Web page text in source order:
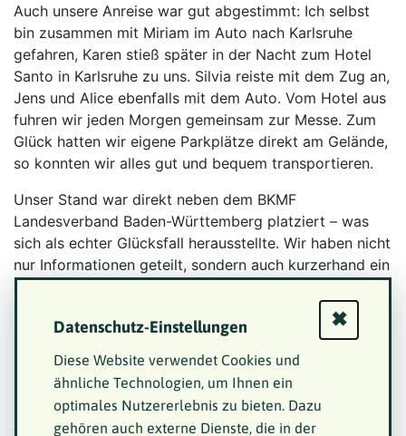
Auch unsere Anreise war gut abgestimmt: Ich selbst
bin zusammen mit Miriam im Auto nach Karlsruhe
gefahren, Karen stieß später in der Nacht zum Hotel
Santo in Karlsruhe zu uns. Silvia reiste mit dem Zug an,
Jens und Alice ebenfalls mit dem Auto. Vom Hotel aus
fuhren wir jeden Morgen gemeinsam zur Messe. Zum
Glück hatten wir eigene Parkplätze direkt am Gelände,
so konnten wir alles gut und bequem transportieren.
Unser Stand war direkt neben dem BKMF
Landesverband Baden-Württemberg platziert – was
sich als echter Glücksfall herausstellte. Wir haben nicht
nur Informationen geteilt, sondern auch kurzerhand ein
gemeinsames Inforegal aufgebaut, dass dies von
beiden Seiten nutzbar war. Das Miteinander war
herzlich und unkompliziert.
Die Messe selbst war eher familiär und ruhig, gerade
im Vergleich zur REHAB Düsseldorf. Das Publikum war
anders, aber offen und interessiert. Was uns besonders
wichtig war: sichtbar zu sein – als Verband präsent zu
Datenschutz-Einstellungen
Diese Website verwendet Cookies und
ähnliche Technologien, um Ihnen ein
optimales Nutzererlebnis zu bieten. Dazu
gehören auch externe Dienste, die in der
✖